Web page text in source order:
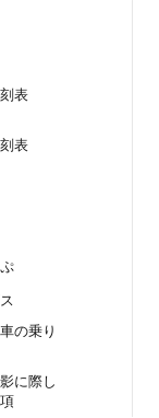
表
表
の乗り
に際し